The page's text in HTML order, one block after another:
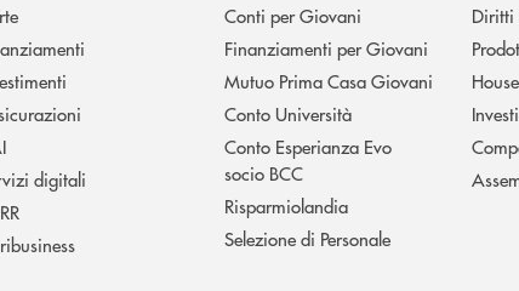
digitali
Conti per Giovani
Finanziamenti per Giovani
Mutuo Prima Casa Giovani
Conto Università
Conto Esperianza Evo
socio BCC
Risparmiolandia
Selezione di Personale
Diritti